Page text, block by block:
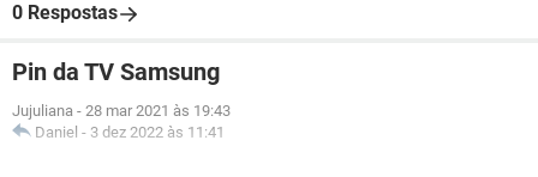
0 Respostas
Pin da TV Samsung
Jujuliana - 28 mar 2021 às 19:43
Daniel - 3 dez 2022 às 11:41